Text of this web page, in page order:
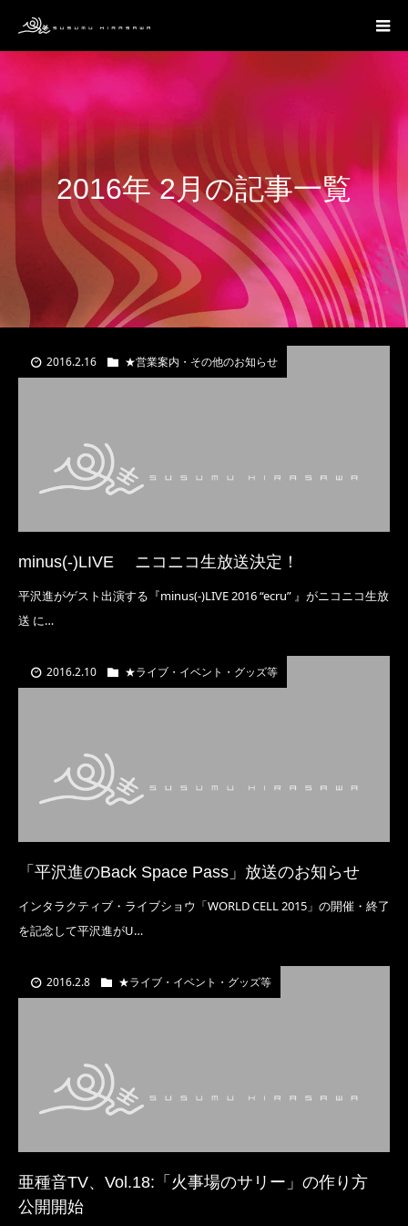
2016年 2月の記事一覧
2016.2.16 ★営業案内・その他のお知らせ
minus(-)LIVE ニコニコ生放送決定！
平沢進がゲスト出演する『minus(-)LIVE 2016 “ecru” 』がニコニコ生放
送 に…
2016.2.10 ★ライブ・イベント・グッズ等
「平沢進のBack Space Pass」放送のお知らせ
インタラクティブ・ライブショウ「WORLD CELL 2015」の開催・終了
を記念して平沢進がU…
2016.2.8 ★ライブ・イベント・グッズ等
亜種音TV、Vol.18:「火事場のサリー」の作り方
公開開始